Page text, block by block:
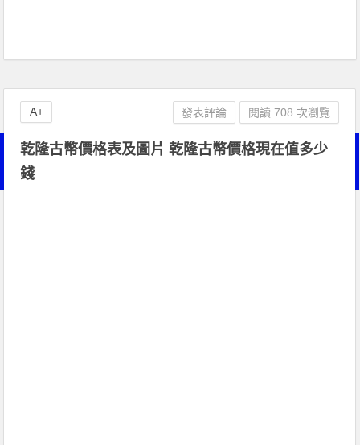
乾隆古幣價格表及圖片 乾隆古幣價格現在值多少
錢
發表評論 閱讀 708 次瀏覽
A+